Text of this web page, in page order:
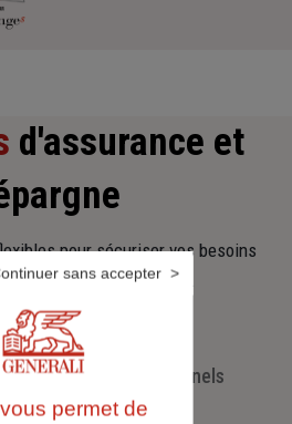
d'assurance et
pour sécuriser vos besoins
anticiper ceux de demain.
Pour les professionnels
permet de
sans accepter